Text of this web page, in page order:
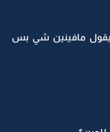
مافينين شي بس